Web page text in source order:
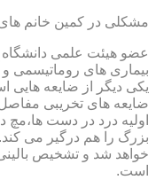
مشکلی در کمین خانم
عضو هیئت علمی دانشگاه
بیماری های روماتیسمی و
یکی دیگر از ضایعه هایی
ضایعه های تخریبی
اولیه درد در دست
بزرگ را هم درگیر می
خواهد شد و تشخیص بالینی
است.